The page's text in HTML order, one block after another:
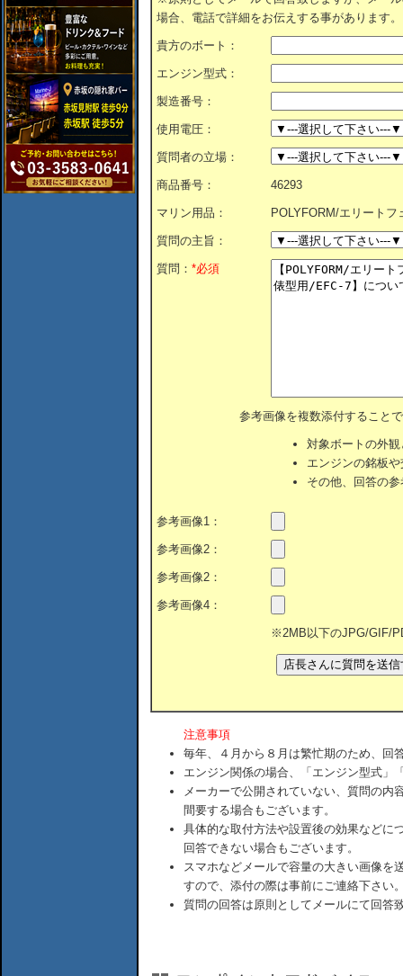
場合、電話で詳細をお伝えする事があります。
貴方のボート：
エンジン型式：
製造番号：
使用電圧：
質問者の立場：
商品番号： 46293
マリン用品： POLYFORM/エリート
質問の主旨：
質問： *必須
参考画像を複数添付すること
対象ボートの外
エンジンの銘板
その他、回答の
参考画像1：
参考画像2：
参考画像2：
参考画像4：
※2MB以下のJPG/GIF/
注意事項
毎年、４月から８月は繁忙期のため、回
エンジン関係の場合、「エンジン型式」
メーカーで公開されていない、質問の内
間要する場合もございます。
具体的な取付方法や設置後の効果などに
回答できない場合もございます。
スマホなどメールで容量の大きい画像を
すので、添付の際は事前にご連絡下さい
質問の回答は原則としてメールにて回答